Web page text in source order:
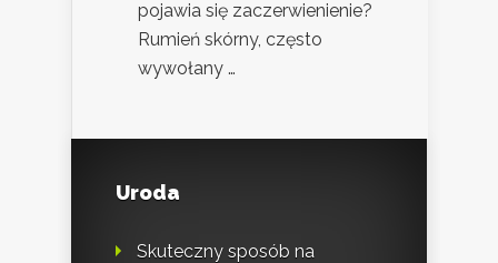
pojawia się zaczerwienienie?
Rumień skórny, często
wywołany …
Uroda
Skuteczny sposób na